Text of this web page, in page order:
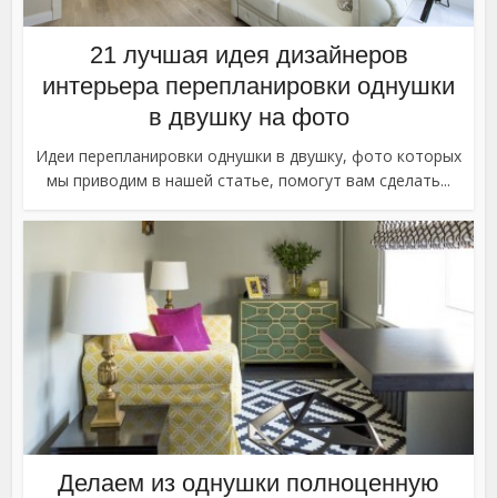
21 лучшая идея дизайнеров
интерьера перепланировки однушки
в двушку на фото
Идеи перепланировки однушки в двушку, фото которых
мы приводим в нашей статье, помогут вам сделать...
Делаем из однушки полноценную